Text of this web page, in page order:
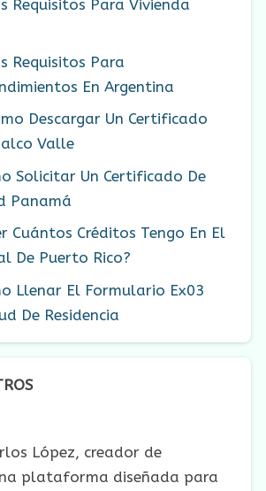
Requisitos Para Vivienda
Requisitos Para
En Argentina
Descargar Un Certificado
Valle
Solicitar Un Certificado De
Panamá
Cuántos Créditos Tengo En El
De Puerto Rico?
Llenar El Formulario Ex03
De Residencia
López, creador de
plataforma diseñada para